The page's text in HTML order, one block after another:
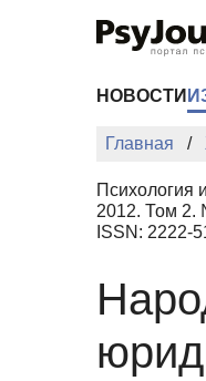
НОВОСТИ
Главная
Психология
2012. Том 2.
ISSN: 2222-